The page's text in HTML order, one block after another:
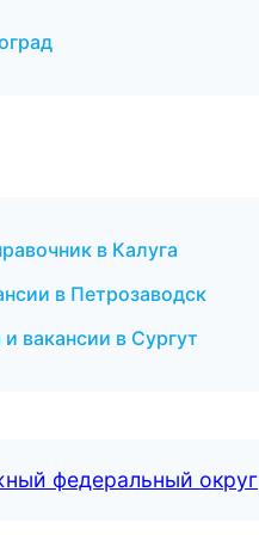
в Калуга
в Петрозаводск
вакансии в Сургут
федеральный округ